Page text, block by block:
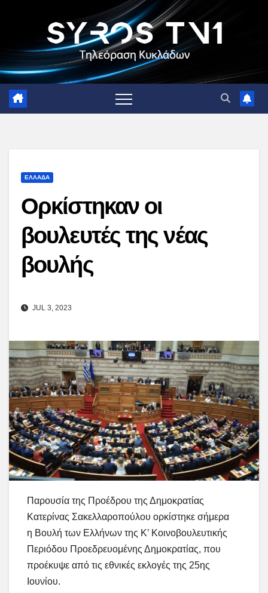
ΕΛΛΑΔΑ
Ορκίστηκαν οι
βουλευτές της νέας
βουλής
JUL 3, 2023
Παρουσία της Προέδρου της Δημοκρατίας
Κατερίνας Σακελλαροπούλου ορκίστηκε σήμερα
η Βουλή των Ελλήνων της Κ’ Κοινοβουλευτικής
Περιόδου Προεδρευομένης Δημοκρατίας, που
προέκυψε από τις εθνικές εκλογές της 25ης
Ιουνίου.